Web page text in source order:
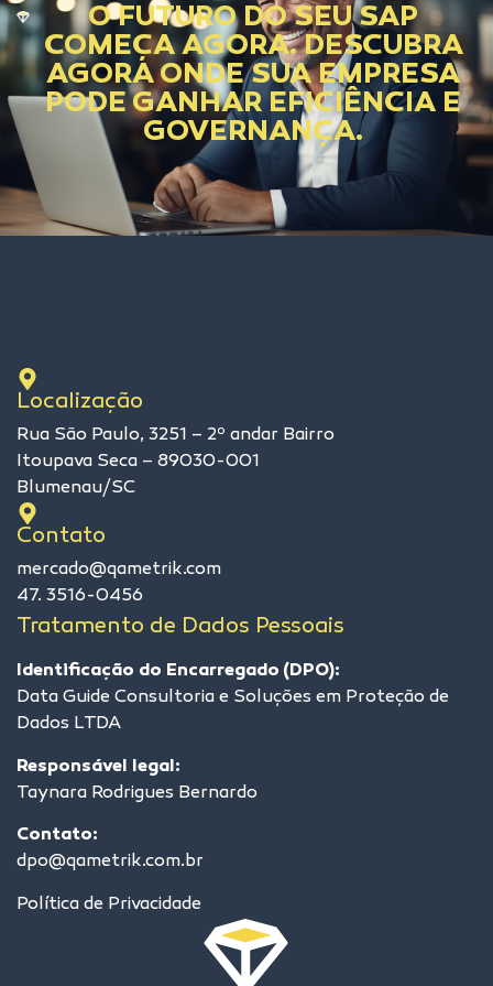
O FUTURO DO SEU SAP
COMEÇA AGORA. DESCUBRA
AGORA ONDE SUA EMPRESA
PODE GANHAR EFICIÊNCIA E
GOVERNANÇA.
Localização
Rua São Paulo, 3251 – 2º andar Bairro
Itoupava Seca – 89030-001
Blumenau/SC
Contato
mercado@qametrik.com
47. 3516-0456
Tratamento de Dados Pessoais
Identificação do Encarregado (DPO):
Data Guide Consultoria e Soluções em Proteção de
Dados LTDA
Responsável legal:
Taynara Rodrigues Bernardo
Contato:
dpo@qametrik.com.br
Política de Privacidade